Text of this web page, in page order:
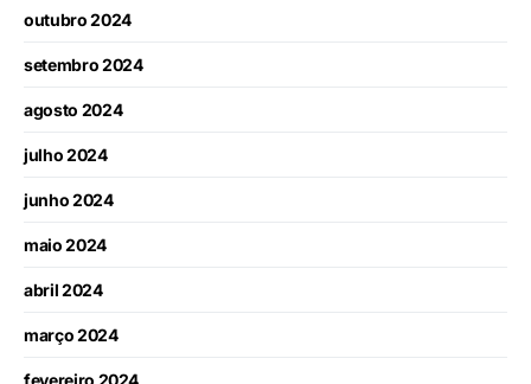
outubro 2024
setembro 2024
agosto 2024
julho 2024
junho 2024
maio 2024
abril 2024
março 2024